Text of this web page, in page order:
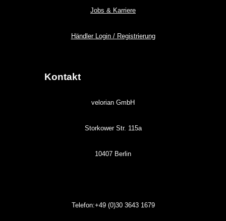
Jobs & Karriere
Händler Login / Registrierung
Kontakt
velorian GmbH
Storkower Str. 115a
10407 Berlin
Telefon:+49 (0)3036431679